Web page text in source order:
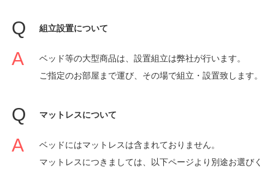
組立設置について
ベッド等の大型商品は、設置組立は弊社が行います。
ご指定のお部屋まで運び、その場で組立・設置致します。
マットレスについて
ベッドにはマットレスは含まれておりません。
マットレスにつきましては、以下ページより別途お選びく